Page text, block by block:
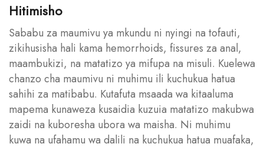
Hitimisho
Sababu za maumivu ya mkundu ni nyingi na tofauti,
zikihusisha hali kama hemorrhoids, fissures za anal,
maambukizi, na matatizo ya mifupa na misuli. Kuelewa
chanzo cha maumivu ni muhimu ili kuchukua hatua
sahihi za matibabu. Kutafuta msaada wa kitaaluma
mapema kunaweza kusaidia kuzuia matatizo makubwa
zaidi na kuboresha ubora wa maisha. Ni muhimu
kuwa na ufahamu wa dalili na kuchukua hatua muafaka,